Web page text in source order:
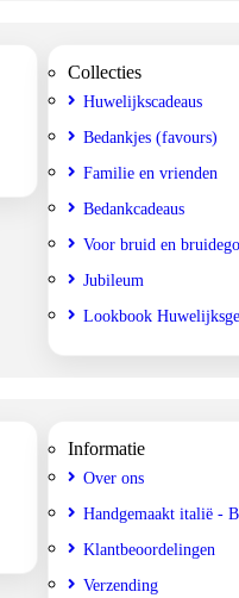
Collecties
Huwelijkscadeaus
Bedankjes (favours)
Familie en vrienden
Bedankcadeaus
Voor bruid en
Jubileum
Lookbook
Informatie
Over ons
Handgemaakt italië -
Klantbeoordelingen
Verzending